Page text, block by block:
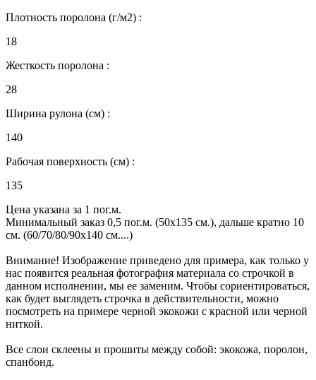
Плотность поролона (г/м2) :
18
Жесткость поролона :
28
Ширина рулона (см) :
140
Рабочая поверхность (см) :
135
Цена указана за 1 пог.м.
Минимальный заказ 0,5 пог.м. (50х135 см.), дальше кратно 10
см. (60/70/80/90х140 см....)
Внимание! Изображение приведено для примера, как только у
нас появится реальная фотография материала со строчкой в
данном исполнении, мы ее заменим. Чтобы сориентироваться,
как будет выглядеть строчка в действительности, можно
посмотреть на примере черной экокожи с красной или черной
ниткой.
Все слои склеены и прошиты между собой: экокожа, поролон,
спанбонд.